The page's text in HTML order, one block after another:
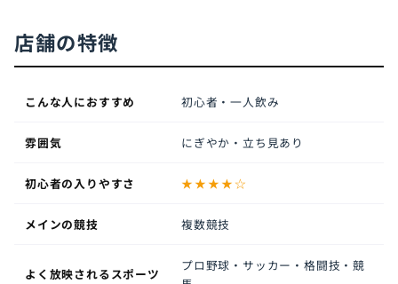
店舗の特徴
こんな人におすすめ 初心者・一人飲み
雰囲気 にぎやか・立ち見あり
初心者の入りやすさ ★★★★☆
メインの競技 複数競技
よく放映されるスポーツ
プロ野球・サッカー・格闘技・競